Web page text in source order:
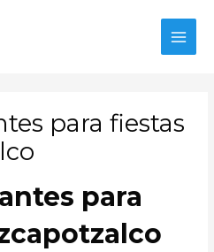
para fiestas
para